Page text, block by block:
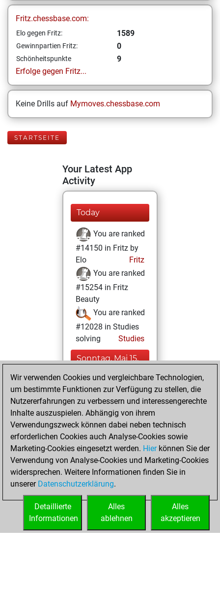
Fritz.chessbase.com:
Elo gegen Fritz: 1589
Gewinnpartien Fritz: 0
Schönheitspunkte
9
Erfolge gegen Fritz...
Keine Drills auf Mymoves.chessbase.com
STARTSEITE
Your Latest App
Activity
Today
You are ranked
#14150 in Fritz by
Elo
Fritz
You are ranked
#15254 in Fritz
Beauty
You are ranked
#12028 in Studies
solving
Studies
Sonntag, Mai 15,
You achieved a
BeautyScore of 9
Fritz
achieved a new Elo
of 1589
You created
your Fritz account
You created
your Studies account
Studies
Wir verwenden Cookies und vergleichbare Technologien,
um bestimmte Funktionen zur Verfügung zu stellen, die
Nutzererfahrungen zu verbessern und interessengerechte
Inhalte auszuspielen. Abhängig von ihrem
Verwendungszweck können dabei neben technisch
erforderlichen Cookies auch Analyse-Cookies sowie
Marketing-Cookies eingesetzt werden. Hierkönnen Sie der
Verwendung von Analyse-Cookies und Marketing-Cookies
widersprechen. Weitere Informationen finden Sie in
unserer Datenschutzerklärung.
Alles
akzeptieren
Alles
ablehnen
Detaillierte
Informationen